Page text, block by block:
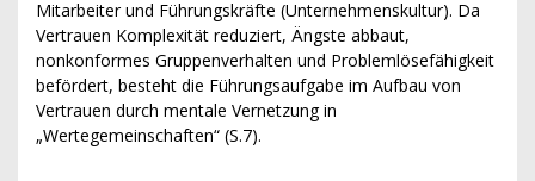
Mitarbeiter und Führungskräfte (Unternehmenskultur). Da
Vertrauen Komplexität reduziert, Ängste abbaut,
nonkonformes Gruppenverhalten und Problemlösefähigkeit
befördert, besteht die Führungsaufgabe im Aufbau von
Vertrauen durch mentale Vernetzung in
„Wertegemeinschaften“ (S.7).